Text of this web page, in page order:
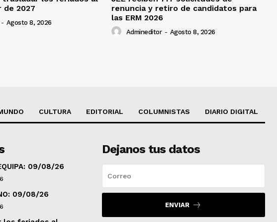
de 2027
- Agosto 8, 2026
renuncia y retiro de candidatos para
las ERM 2026
Admineditor - Agosto 8, 2026
CULTURA EDITORIAL COLUMNISTAS DIARIO DIGITAL
09/08/26
09/08/26
Dejanos tus datos
ENVIAR